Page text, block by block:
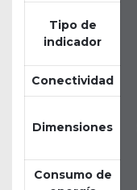
Tipo de
indicador
Conectividad
Dimensiones
Consumo de